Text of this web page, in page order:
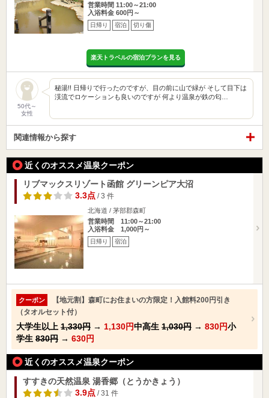
営業時間 11:00～21:00
入浴料金 600円～
日帰り 宿泊 切り傷
楽天トラベルの宿泊プランを見る
50代～
女性
秘湯!! 日帰りで行ったのですが、目の前に山で緑が そして目下は
渓流でロケーションも良いのですが 何より温泉が鉄の匂…
関連情報から探す
近くのオススメ温泉クーポン
リブマックスリゾート函館 グリーンピア大沼
3.3点/ 3 件
北海道 / 茅部郡森町
営業時間 11:00～21:00
入浴料金 1,000円～
日帰り 宿泊
クーポン
【地元割】森町にお住まいの方限定！入館料200円引き
（タオルセット付）
大学生以上 1,330円 → 1,130円中高生 1,030円 → 830円小
学生 830円 → 630円
近くのオススメ温泉クーポン
すすきの天然温泉 湯香郷（とうかきょう）
3.9点/ 31 件